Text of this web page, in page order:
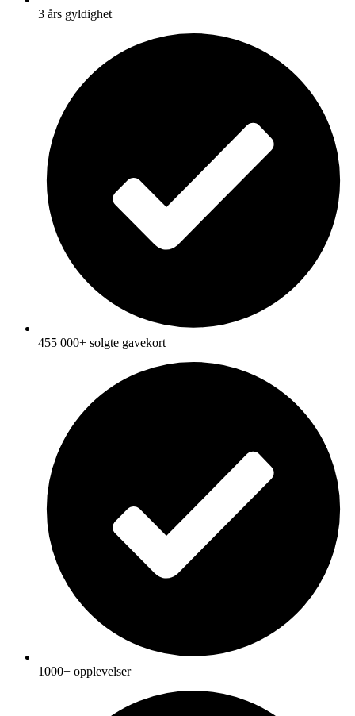
3 års gyldighet
455 000+ solgte gavekort
1000+ opplevelser